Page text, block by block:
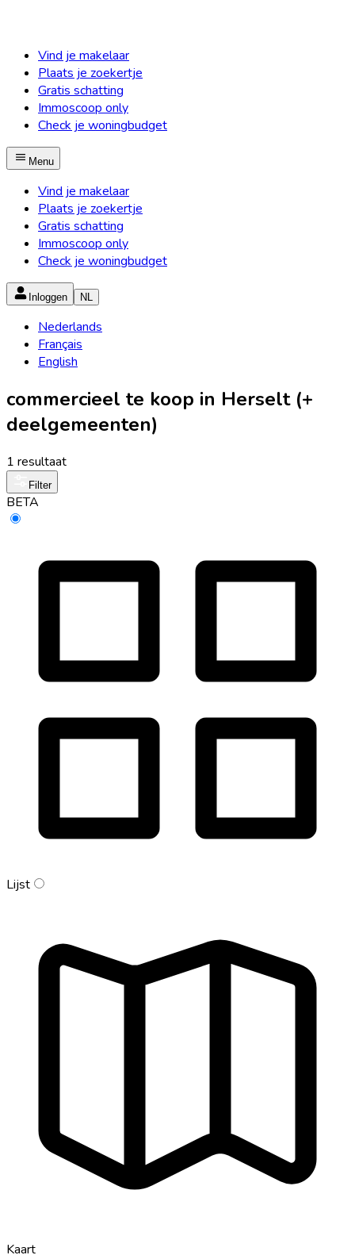
Vind je makelaar
Plaats je zoekertje
Gratis schatting
Immoscoop only
Check je woningbudget
Menu
Vind je makelaar
Plaats je zoekertje
Gratis schatting
Immoscoop only
Check je woningbudget
Inloggen NL
Nederlands
Français
English
commercieel te koop in Herselt (+
deelgemeenten)
1 resultaat
Filter
BETA
Lijst
Kaart